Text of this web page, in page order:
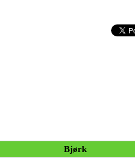
Bjørk